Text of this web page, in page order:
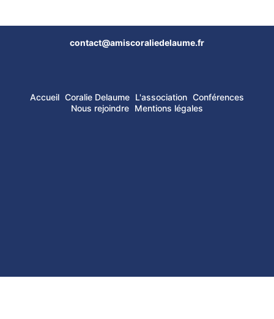
contact@amiscoraliedelaume.fr
Accueil Coralie Delaume L'association Conférences
Nous rejoindre Mentions légales